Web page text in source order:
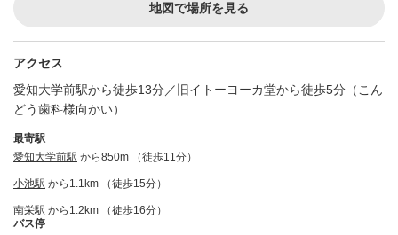
地図で場所を見る
アクセス
愛知大学前駅から徒歩13分／旧イトーヨーカ堂から徒歩5分（こん
どう歯科様向かい）
最寄駅
愛知大学前駅 から850m （徒歩11分）
小池駅 から1.1km （徒歩15分）
南栄駅 から1.2km （徒歩16分）
バス停